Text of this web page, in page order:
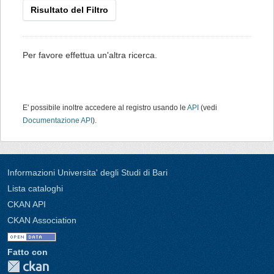
Risultato del Filtro
Per favore effettua un'altra ricerca.
E' possibile inoltre accedere al registro usando le API (vedi
Documentazione API ).
Informazioni Universita' degli Studi di Bari
Lista cataloghi
CKAN API
CKAN Association
Fatto con